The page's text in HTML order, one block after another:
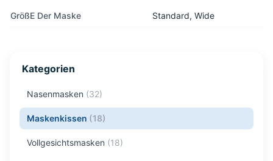
Kategorien
Nasenmasken (32)
Maskenkissen (18)
Vollgesichtsmasken (18)
GrößE Der Maske Standard, Wide